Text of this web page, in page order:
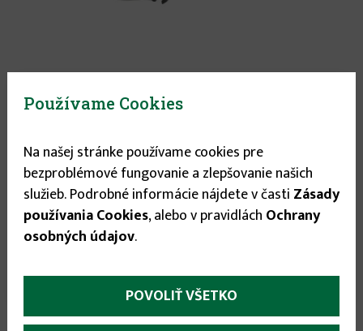
Po vložení do koša získáte darčekovú zľavu v
hodnote30.00 €. Darčekovú zľavu môžete
čerpať na nákup ďalších produktov, ktoré sa Vám
najviac hodia.
Používame Cookies
Na našej stránke používame cookies pre
bezproblémové fungovanie a zlepšovanie našich
služieb. Podrobné informácie nájdete v časti Zásady
používania Cookies, alebo v pravidlách Ochrany
osobných údajov.
POVOLIŤ VŠETKO